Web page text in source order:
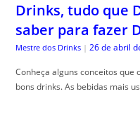
Drinks, tudo que
saber para fazer
Mestre dos Drinks | 26 de abril
Conheça alguns conceitos
bons drinks. As bebidas mais